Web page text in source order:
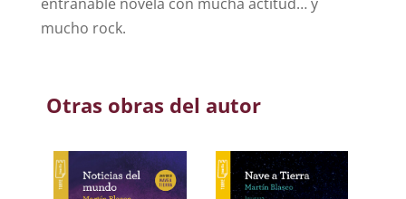
mucho rock.
Otras obras del autor